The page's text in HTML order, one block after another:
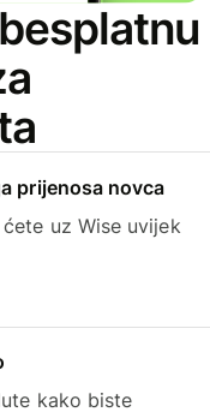
prijenosa novca
uz Wise uvijek
kako biste